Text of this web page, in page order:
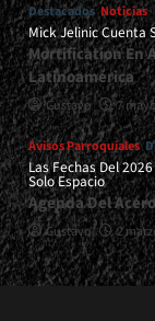
Destacados Noticias
Mick Jelinic Cuenta
Mortification En
Latinoamérica
Gustavo 7
Avisos Parroquiales
Las Fechas Del
Solo Espacio
Agenda Del Acero
Gustavo 2